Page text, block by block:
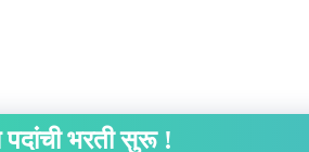
भरती सुरू !